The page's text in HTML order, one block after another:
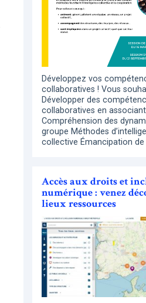
Développez vos
collaboratives ! Vous
Développer des
collaboratives en
Compréhension des
groupe Méthodes
collective Émancipation de
Accès aux droits et
numérique : venez
lieux ressources